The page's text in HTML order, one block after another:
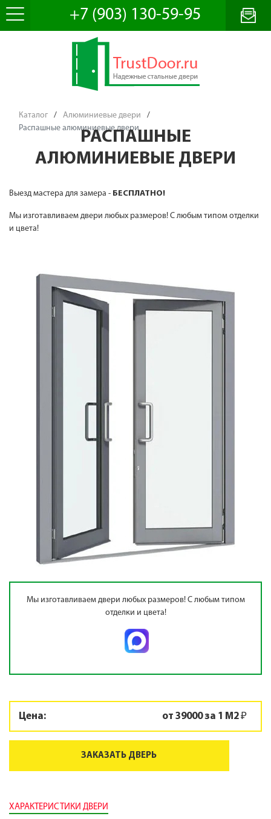
Каталог / Алюминиевые двери
/
Распашные алюминиевые двери
РАСПАШНЫЕ
АЛЮМИНИЕВЫЕ ДВЕРИ
Выезд мастера для замера - БЕСПЛАТНО!
Мы изготавливаем двери любых размеров! С любым типом отделки
и цвета!
Мы изготавливаем двери любых размеров! С любым типом
отделки и цвета!
Цена: от 39000 за 1 М2 ₽
ЗАКАЗАТЬ ДВЕРЬ
ХАРАКТЕРИСТИКИ ДВЕРИ
+7 (903) 130-59-95